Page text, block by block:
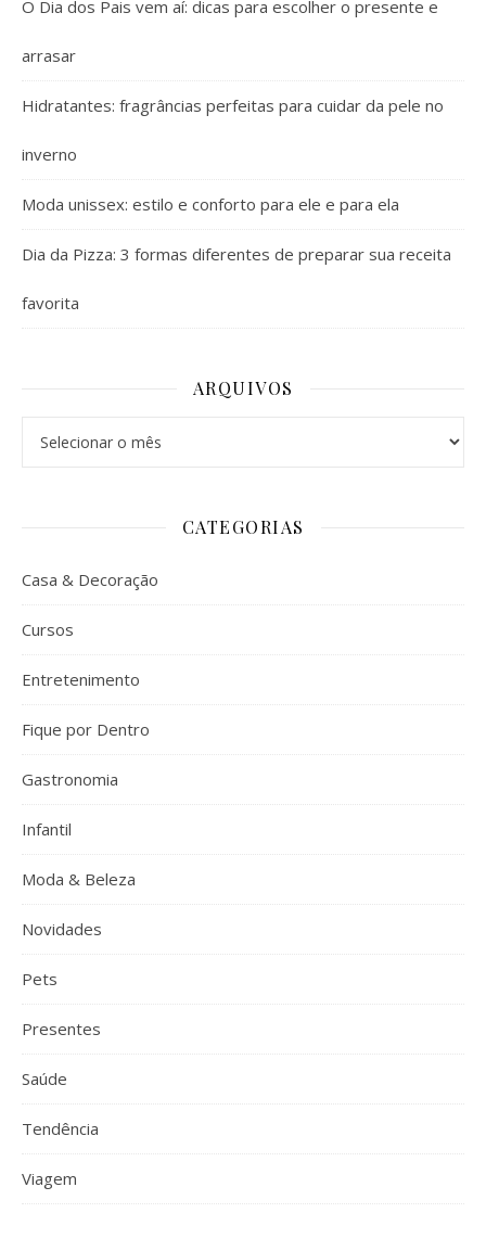
O Dia dos Pais vem aí: dicas para escolher o presente e
arrasar
Hidratantes: fragrâncias perfeitas para cuidar da pele no
inverno
Moda unissex: estilo e conforto para ele e para ela
Dia da Pizza: 3 formas diferentes de preparar sua receita
favorita
ARQUIVOS
CATEGORIAS
Casa & Decoração
Cursos
Entretenimento
Fique por Dentro
Gastronomia
Infantil
Moda & Beleza
Novidades
Pets
Presentes
Saúde
Tendência
Viagem